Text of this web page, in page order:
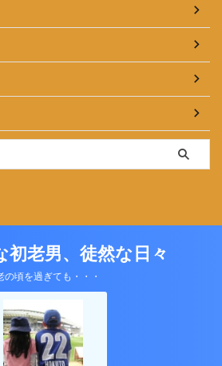
初老男、徒然な日々
の頃を過ぎても・・・